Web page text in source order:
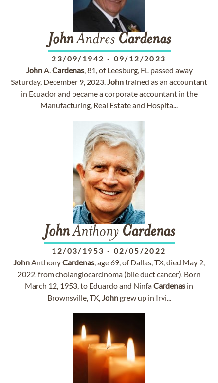
JohnAndres Cardenas
23/09/1942 - 09/12/2023
JohnA.Cardenas, 81, of Leesburg, FL passed away
Saturday, December 9, 2023.Johntrained as an accountant
in Ecuador and became a corporate accountant in the
Manufacturing, Real Estate and Hospita...
JohnAnthony Cardenas
12/03/1953 - 02/05/2022
JohnAnthonyCardenas, age 69, of Dallas, TX, died May 2,
2022, from cholangiocarcinoma (bile duct cancer). Born
March 12, 1953, to Eduardo and NinfaCardenas in
Brownsville, TX,Johngrew up in Irvi...